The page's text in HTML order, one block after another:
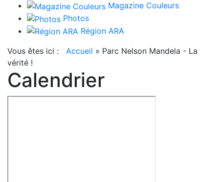
Magazine Couleurs
Photos
Région ARA
Vous êtes ici : Accueil » Parc Nelson Mandela - La
vérité !
Calendrier